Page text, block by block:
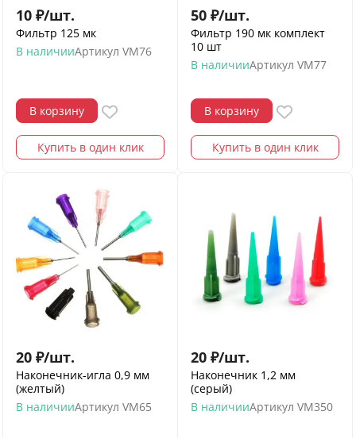
10 ₽/шт.
Фильтр 125 мк
В наличииАртикул VM76
В корзину
Купить в один клик
50 ₽/шт.
Фильтр 190 мк комплект
10 шт
В наличииАртикул VM77
В корзину
Купить в один клик
20 ₽/шт.
Наконечник-игла 0,9 мм
(желтый)
В наличииАртикул VM65
20 ₽/шт.
Наконечник 1,2 мм
(серый)
В наличииАртикул VM350